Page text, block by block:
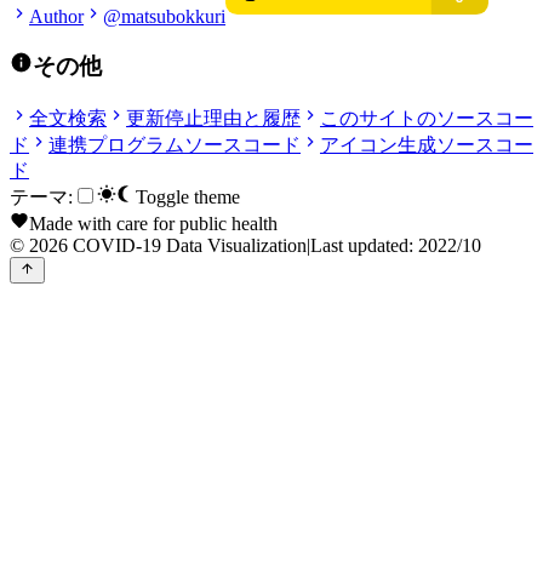
Author @matsubokkuri
その他
全文検索 更新停止理由と履歴
このサイトのソースコー
ド
連携プログラムソースコード
アイコン生成ソースコー
ド
テーマ:
Toggle theme
Made with care for public health
© 2026 COVID-19 Data Visualization|Last updated: 2022/10